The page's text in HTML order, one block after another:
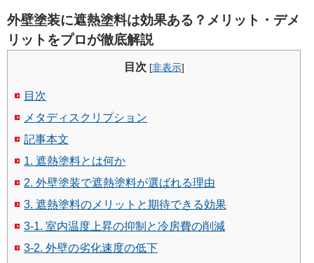
外壁塗装に遮熱塗料は効果ある？メリット・デメ
リットをプロが徹底解説
目次 [非表示]
目次
メタディスクリプション
記事本文
1. 遮熱塗料とは何か
2. 外壁塗装で遮熱塗料が選ばれる理由
3. 遮熱塗料のメリットと期待できる効果
3-1. 室内温度上昇の抑制と冷房費の削減
3-2. 外壁の劣化速度の低下